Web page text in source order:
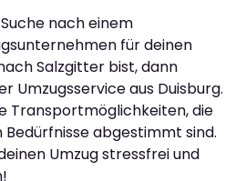
nach einem
für deinen
Salzgitter bist, dann
Umzugsservice aus Duisburg.
Transportmöglichkeiten, die
Bedürfnisse abgestimmt sind.
Umzug stressfrei und